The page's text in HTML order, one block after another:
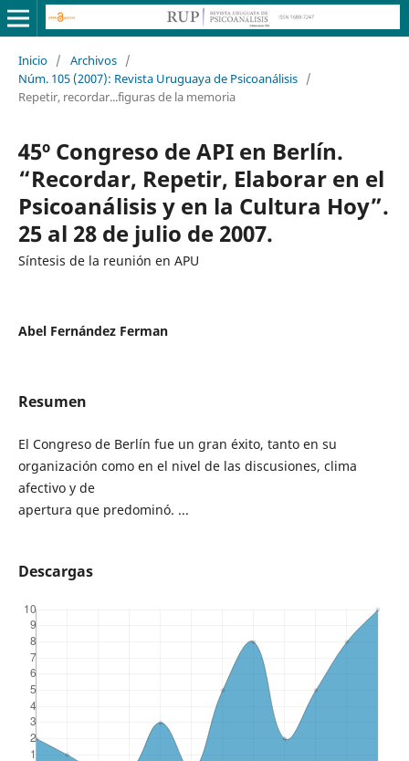
Inicio / Archivos /
Núm. 105 (2007): Revista Uruguaya de Psicoanálisis /
Repetir, recordar...figuras de la memoria
45º Congreso de API en Berlín.
“Recordar, Repetir, Elaborar en el
Psicoanálisis y en la Cultura Hoy”.
25 al 28 de julio de 2007.
Síntesis de la reunión en APU
Abel Fernández Ferman
Resumen
El Congreso de Berlín fue un gran éxito, tanto en su
organización como en el nivel de las discusiones, clima
afectivo y de
apertura que predominó. ...
Descargas